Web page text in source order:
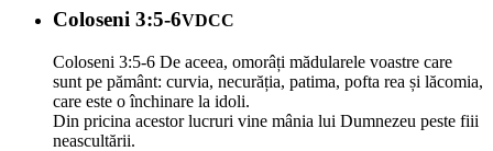
Coloseni 3:5-6VDCC
Coloseni 3:5-6 De aceea, omorâți mădularele voastre care
sunt pe pământ: curvia, necurăția, patima, pofta rea și lăcomia,
care este o închinare la idoli.
Din pricina acestor lucruri vine mânia lui Dumnezeu peste fiii
neascultării.